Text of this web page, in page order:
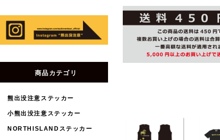
商品カテゴリ
熊出没注意ステッカー
小熊出没注意ステッカー
NORTHISLANDステッカー